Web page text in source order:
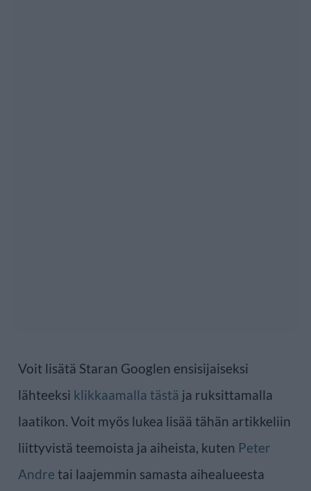
Voit lisätä Staran Googlen ensisijaiseksi
lähteeksi klikkaamalla tästä ja ruksittamalla
laatikon. Voit myös lukea lisää tähän artikkeliin
liittyvistä teemoista ja aiheista, kuten Peter
Andre tai laajemmin samasta aihealueesta